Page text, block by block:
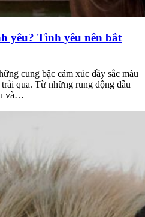
yêu? Tình yêu nên bắt
cung bậc cảm xúc đầy sắc màu
qua. Từ những rung động đầu
và…